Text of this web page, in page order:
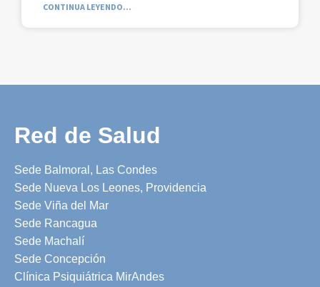
CONTINUA LEYENDO...
Red de Salud
Sede Balmoral, Las Condes
Sede Nueva Los Leones, Providencia
Sede Viña del Mar
Sede Rancagua
Sede Machalí
Sede Concepción
Clínica Psiquiátrica MirAndes